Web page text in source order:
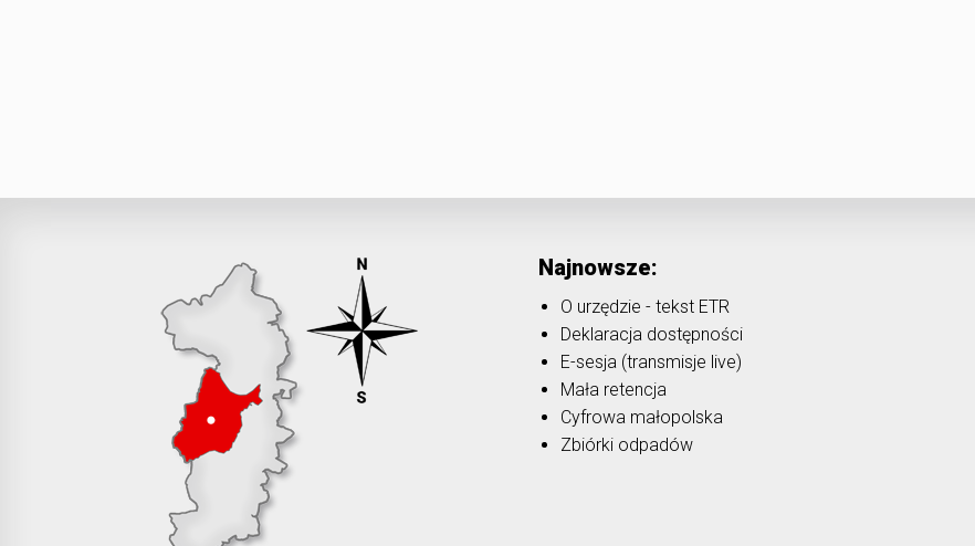
Najnowsze:
O urzędzie - tekst ETR
Deklaracja dostępności
E-sesja (transmisje live)
Mała retencja
Cyfrowa małopolska
Zbiórki odpadów